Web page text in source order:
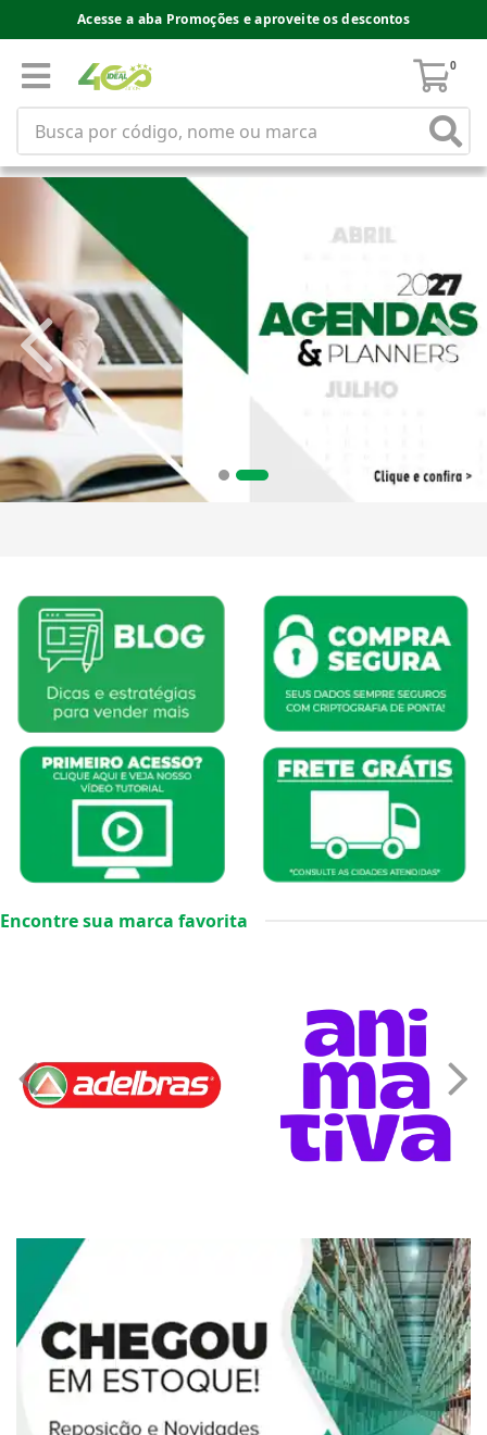
Acesse a aba Promoções e aproveite os descontos
0
Encontre sua marca favorita